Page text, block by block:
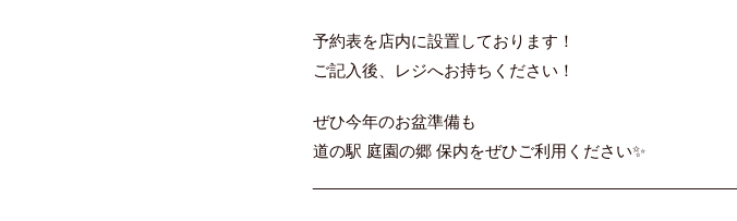
予約表を店内に設置しております！
ご記入後、レジへお持ちください！
ぜひ今年のお盆準備も
道の駅 庭園の郷 保内をぜひご利用ください✨